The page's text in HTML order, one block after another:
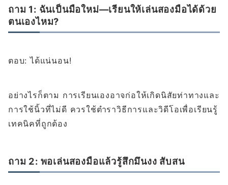
ถาม 1: ฉันเป็นมือใหม่—เรียนให้เล่นสองมือได้ด้วย
ตนเองไหม?
ตอบ: ได้แน่นอน!
อย่างไรก็ตาม การเรียนเองอาจก่อให้เกิดนิสัยท่าทางและ
การใช้นิ้วที่ไม่ดี ควรใช้ตำราวิธีการและวิดีโอเพื่อเรียนรู้
เทคนิคที่ถูกต้อง
ถาม 2: พอเล่นสองมือแล้วรู้สึกมึนงง สับสน